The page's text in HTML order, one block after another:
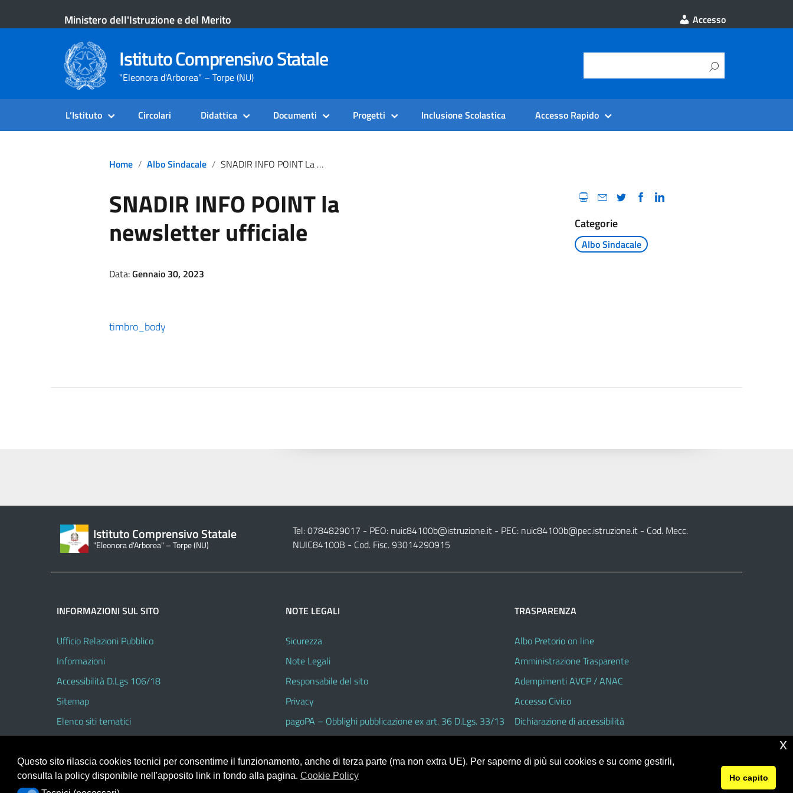
Ministero dell'Istruzione e del Merito Accesso
Istituto Comprensivo Statale
"Eleonora d'Arborea" – Torpe (NU)
L’Istituto Circolari Didattica Documenti Progetti Inclusione Scolastica Accesso Rapido
Home Albo Sindacale SNADIR INFO POINT La Newsletter Ufficiale
SNADIR INFO POINT la
newsletter ufficiale Categorie
Albo Sindacale
Data:Gennaio 30, 2023
timbro_body
Istituto Comprensivo Statale
"Eleonora d'Arborea" – Torpe (NU)
Tel: 0784829017 - PEO: nuic84100b@istruzione.it- PEC: nuic84100b@pec.istruzione.it- Cod. Mecc.
NUIC84100B - Cod. Fisc. 93014290915
INFORMAZIONI SUL SITO
Ufficio Relazioni Pubblico
Informazioni
Accessibilità D.Lgs 106/18
Sitemap
Elenco siti tematici
NOTE LEGALI
Sicurezza
Note Legali
Responsabile del sito
Privacy
pagoPA – Obblighi pubblicazione ex art. 36 D.Lgs. 33/13
TRASPARENZA
Albo Pretorio on line
Amministrazione Trasparente
Adempimenti AVCP / ANAC
Accesso Civico
Dichiarazione di accessibilità
Portale realizzato con la piattaforma © 2026 Istituto Comprensivo Statale
Questo sito rilascia cookies tecnici per consentirne il funzionamento, anche di terza parte (ma non extra UE). Per saperne di più sui cookies e su come gestirli,
consulta la policy disponibile nell'apposito link in fondo alla pagina. Cookie Policy
Ho capito
x